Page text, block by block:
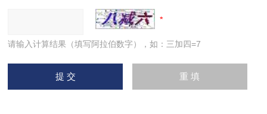
请输入计算结果（填写阿拉伯数字），如：三加四=7